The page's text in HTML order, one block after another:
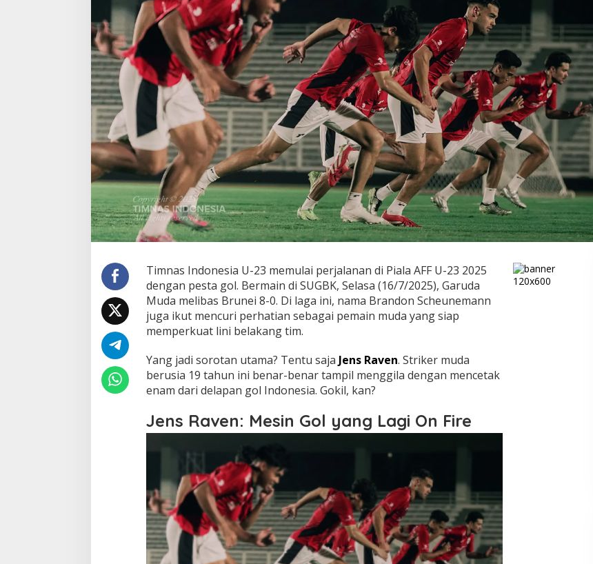
Timnas Indonesia U-23 memulai perjalanan di Piala AFF U-23 2025
dengan pesta gol. Bermain di SUGBK, Selasa (16/7/2025), Garuda
Muda melibas Brunei 8-0. Di laga ini, nama Brandon Scheunemann
juga ikut mencuri perhatian sebagai pemain muda yang siap
memperkuat lini belakang tim.
Yang jadi sorotan utama? Tentu saja Jens Raven. Striker muda
berusia 19 tahun ini benar-benar tampil menggila dengan mencetak
enam dari delapan gol Indonesia. Gokil, kan?
Jens Raven: Mesin Gol yang Lagi On Fire